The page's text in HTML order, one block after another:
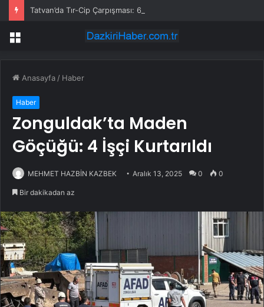
Tatvan’da Tır-Cip Çarpışması: 6 Yaralı
Menü
Anasayfa / Haber
Haber
Zonguldak’ta Maden
Göçüğü: 4 İşçi Kurtarıldı
MEHMET HAZBİN KAZBEK Aralık 13, 2025 0 0
Bir dakikadan az